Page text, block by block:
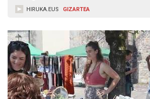
HIRUKA.EUS GIZARTEA